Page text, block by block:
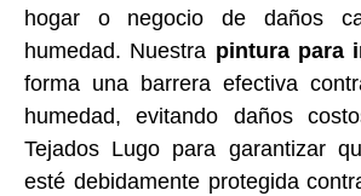
hogar o negocio de daños
humedad. Nuestra pintura para
forma una barrera efectiva
humedad, evitando daños
Tejados Lugo para garantizar
esté debidamente protegida